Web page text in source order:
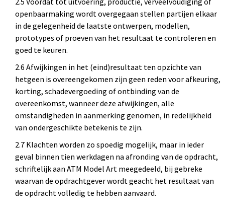
openbaarmaking wordt overgegaan stellen partijen elkaar
in de gelegenheid de laatste ontwerpen, modellen,
prototypes of proeven van het resultaat te controleren en
goed te keuren.
2.6 Afwijkingen in het (eind)resultaat ten opzichte van
hetgeen is overeengekomen zijn geen reden voor afkeuring,
korting, schadevergoeding of ontbinding van de
overeenkomst, wanneer deze afwijkingen, alle
omstandigheden in aanmerking genomen, in redelijkheid
van ondergeschikte betekenis te zijn.
2.7 Klachten worden zo spoedig mogelijk, maar in ieder
geval binnen tien werkdagen na afronding van de opdracht,
schriftelijk aan ATM Model Art meegedeeld, bij gebreke
waarvan de opdrachtgever wordt geacht het resultaat van
de opdracht volledig te hebben aanvaard.